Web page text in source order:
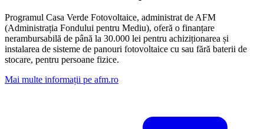
Programul Casa Verde Fotovoltaice, administrat de AFM
(Administrația Fondului pentru Mediu), oferă o finanțare
nerambursabilă de până la 30.000 lei pentru achiziționarea și
instalarea de sisteme de panouri fotovoltaice cu sau fără baterii de
stocare, pentru persoane fizice.
Mai multe informații pe afm.ro